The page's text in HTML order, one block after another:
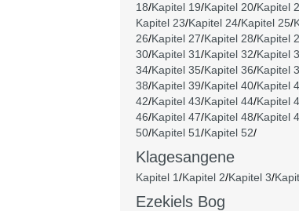
18/Kapitel 19/Kapitel 20/Kapitel
Kapitel 23/Kapitel 24/Kapitel 25/
26/Kapitel 27/Kapitel 28/Kapitel
30/Kapitel 31/Kapitel 32/Kapitel
34/Kapitel 35/Kapitel 36/Kapitel
38/Kapitel 39/Kapitel 40/Kapitel
42/Kapitel 43/Kapitel 44/Kapitel
46/Kapitel 47/Kapitel 48/Kapitel
50/Kapitel 51/Kapitel 52/
Klagesangene
Kapitel 1/Kapitel 2/Kapitel 3/
Ezekiels Bog